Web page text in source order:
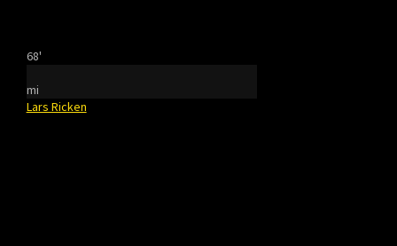
68'
mi
Lars Ricken